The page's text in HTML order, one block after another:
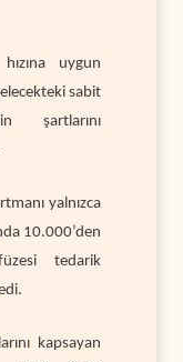
uygun
sabit
şartlarını
yalnızca
10.000’den
tedarik
kapsayan